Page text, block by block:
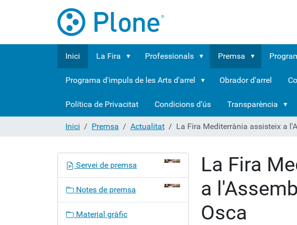
Inici La Fira Professionals Premsa
Programa d'impuls de les Arts d'arrel Obrador d'arrel
Política de Privacitat Condicions d’ús Transparència
Inici Premsa Actualitat La Fira Mediterrània assisteix a
La Fira
a
Osca
Servei de premsa
Notes de premsa
Material gràfic